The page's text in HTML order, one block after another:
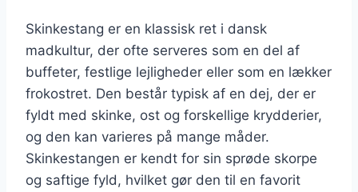
Skinkestang er en klassisk ret i dansk
madkultur, der ofte serveres som en del af
buffeter, festlige lejligheder eller som en lækker
frokostret. Den består typisk af en dej, der er
fyldt med skinke, ost og forskellige krydderier,
og den kan varieres på mange måder.
Skinkestangen er kendt for sin sprøde skorpe
og saftige fyld, hvilket gør den til en favorit